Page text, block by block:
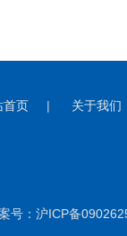
首页 | 关于我们
号：沪ICP备